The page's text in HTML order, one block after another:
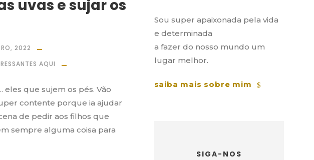
uvas e sujar os
2022
AQUI
eles que sujem os pés. Vão
contente porque ia ajudar
de pedir aos filhos que
sempre alguma coisa para
Sou super apaixonada pela vida
e determinada
a fazer do nosso mundo um
lugar melhor.
saiba mais sobre mim
SIGA-NOS